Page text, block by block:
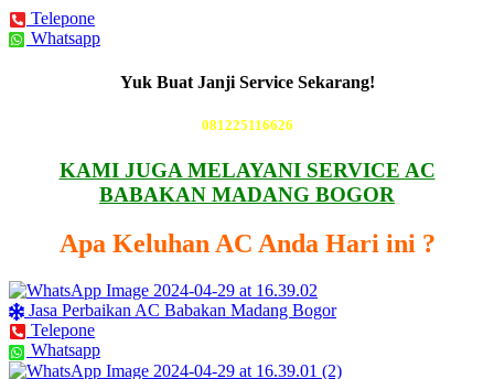
Telepone
Whatsapp
Yuk Buat Janji Service Sekarang!
081225116626
KAMI JUGA MELAYANI SERVICE AC
BABAKAN MADANG BOGOR
Apa Keluhan AC Anda Hari ini ?
Jasa Perbaikan AC Babakan Madang Bogor
Telepone
Whatsapp